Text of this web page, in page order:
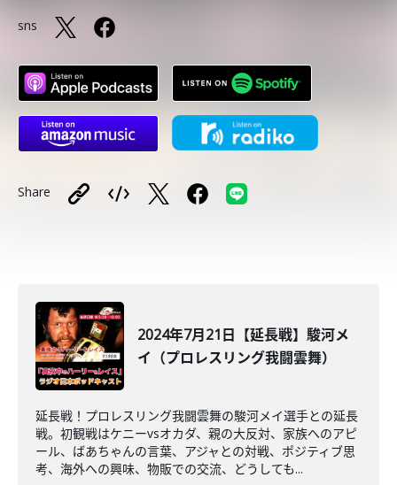
sns
Share
2024年7月21日【延長戦】駿河メ
イ（プロレスリング我闘雲舞）
延長戦！プロレスリング我闘雲舞の駿河メイ選手との延長
戦。初観戦はケニーvsオカダ、親の大反対、家族へのアピ
ール、ばあちゃんの言葉、アジャとの対戦、ポジティブ思
考、海外への興味、物販での交流、どうしても...